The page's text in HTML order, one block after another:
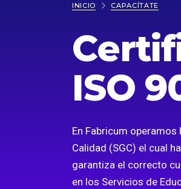
INICIO CAPACÍTATE
ISO
En Fabricum
Calidad (SGC) el cual
garantiza el correcto
en los Servicios de